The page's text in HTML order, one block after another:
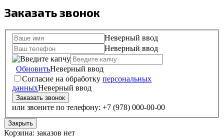
Заказать звонок
Неверный ввод
Неверный ввод
ОбновитьНеверный ввод
Согласие на обработку персональных
данныхНеверный ввод
или звоните по телефону: +7 (978) 000-00-00
Закрыть
Корзина: заказов нет